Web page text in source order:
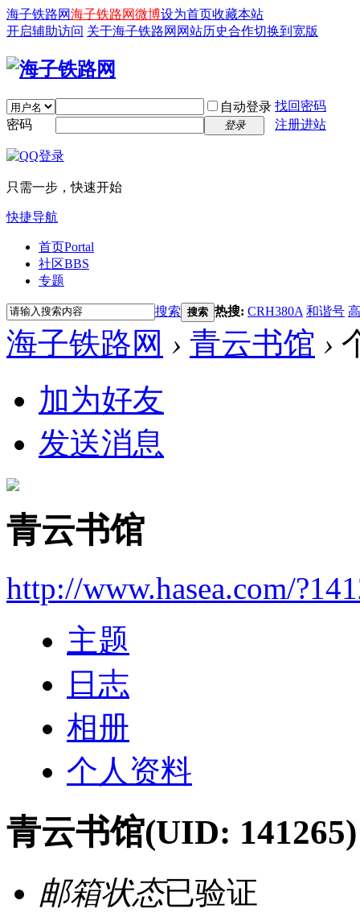
海子铁路网海子铁路网微博设为首页收藏本站
开启辅助访问 关于海子铁路网 网站历史合作切换到宽版
自动登录 找回密码
密码
登录 注册进站
只需一步，快速开始
快捷导航
首页Portal
社区BBS
专题
搜索 搜索 热搜: CRH380A 和谐号
海子铁路网 › 青云书馆 ›
加为好友
发送消息
青云书馆
http://www.hasea.com/
主题
日志
相册
个人资料
青云书馆(UID: 141265)
邮箱状态已验证